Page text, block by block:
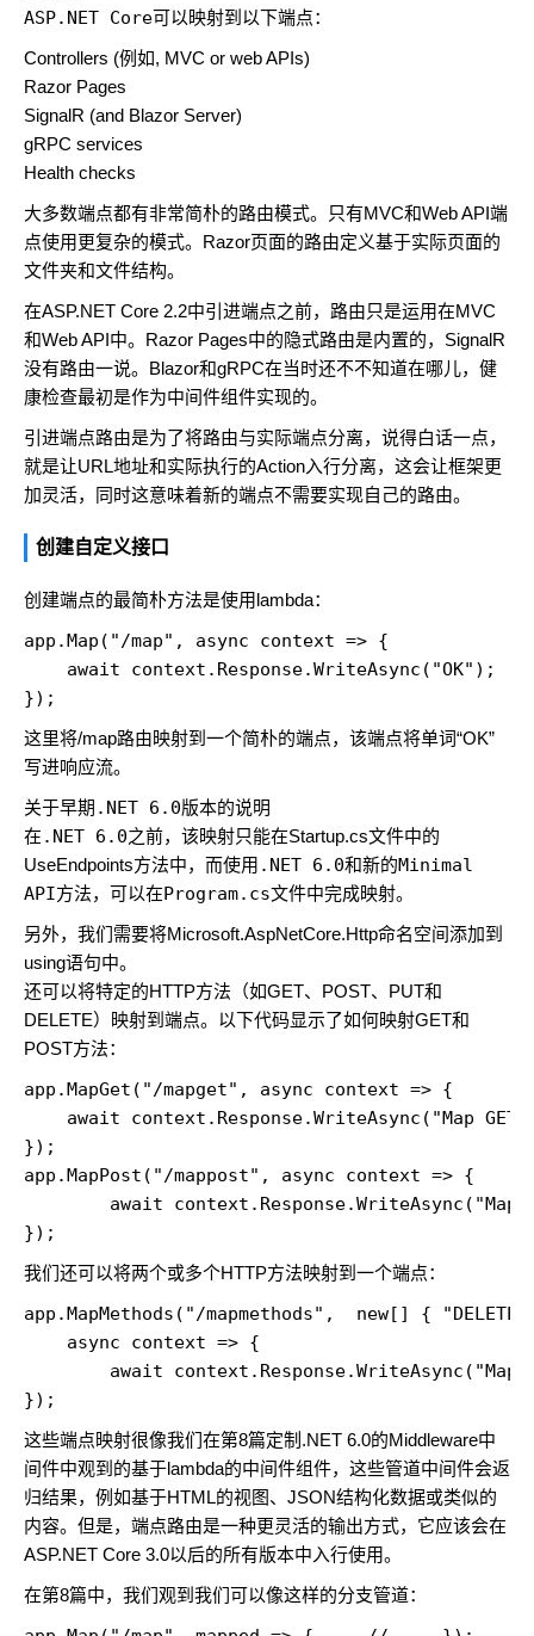
ASP.NET Core可以映射到以下端点：
Controllers (例如, MVC or web APIs)
Razor Pages
SignalR (and Blazor Server)
gRPC services
Health checks
大多数端点都有非常简朴的路由模式。只有MVC和Web API端
点使用更复杂的模式。Razor页面的路由定义基于实际页面的
文件夹和文件结构。
在ASP.NET Core 2.2中引进端点之前，路由只是运用在MVC
和Web API中。Razor Pages中的隐式路由是内置的，SignalR
没有路由一说。Blazor和gRPC在当时还不不知道在哪儿，健
康检查最初是作为中间件组件实现的。
引进端点路由是为了将路由与实际端点分离，说得白话一点，
就是让URL地址和实际执行的Action入行分离，这会让框架更
加灵活，同时这意味着新的端点不需要实现自己的路由。
创建自定义接口
创建端点的最简朴方法是使用lambda：
app.Map("/map", async context => {
    await context.Response.WriteAsync("OK");
});
这里将/map路由映射到一个简朴的端点，该端点将单词“OK”
写进响应流。
关于早期 .NET 6.0版本的说明
在 .NET 6.0之前，该映射只能在Startup.cs文件中的
UseEndpoints方法中，而使用 .NET 6.0和新的Minimal
API方法，可以在Program.cs文件中完成映射。
另外，我们需要将Microsoft.AspNetCore.Http命名空间添加到
using语句中。
还可以将特定的HTTP方法（如GET、POST、PUT和
DELETE）映射到端点。以下代码显示了如何映射GET和
POST方法：
app.MapGet("/mapget", async context => {
await context.Response.WriteAsync("Map
});
app.MapPost("/mappost", async context => {
await context.Response.WriteAsync("Map
});
我们还可以将两个或多个HTTP方法映射到一个端点：
app.MapMethods("/mapmethods",  new[] {
    async context => {
await context.Response.WriteAsync("Map
});
这些端点映射很像我们在第8篇定制 .NET 6.0的Middleware中
间件中观到的基于lambda的中间件组件，这些管道中间件会返
归结果，例如基于HTML的视图、JSON结构化数据或类似的
内容。但是，端点路由是一种更灵活的输出方式，它应该会在
ASP.NET Core 3.0以后的所有版本中入行使用。
在第8篇中，我们观到我们可以像这样的分支管道：